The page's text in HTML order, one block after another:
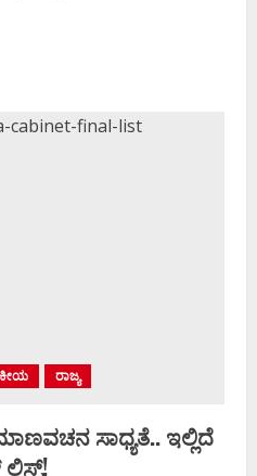
ರಾಜ್ಯ
ಸಾಧ್ಯತೆ.. ಇಲ್ಲಿದೆ